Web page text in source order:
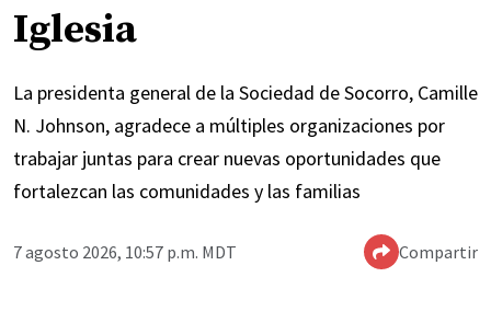
Iglesia
La presidenta general de la Sociedad de Socorro, Camille
N. Johnson, agradece a múltiples organizaciones por
trabajar juntas para crear nuevas oportunidades que
fortalezcan las comunidades y las familias
7 agosto 2026, 10:57 p.m. MDT Compartir